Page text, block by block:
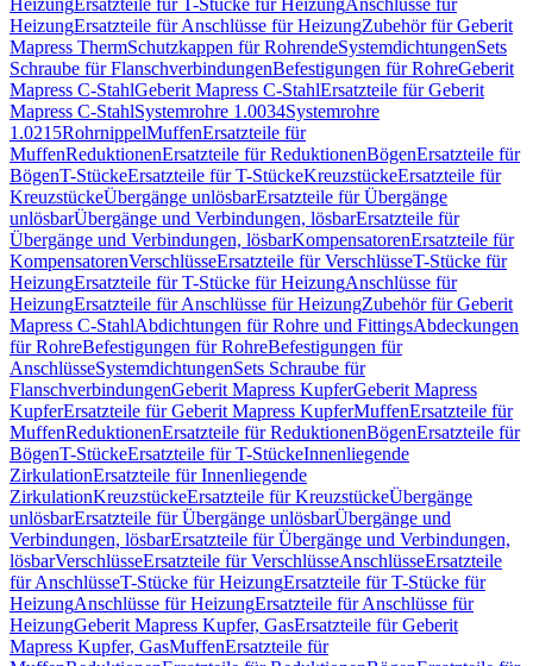
HeizungErsatzteile für T-Stücke für HeizungAnschlüsse für
HeizungErsatzteile für Anschlüsse für HeizungZubehör für Geberit
Mapress ThermSchutzkappen für RohrendeSystemdichtungenSets
Schraube für FlanschverbindungenBefestigungen für RohreGeberit
Mapress C-StahlGeberit Mapress C-StahlErsatzteile für Geberit
Mapress C-StahlSystemrohre 1.0034Systemrohre
1.0215RohrnippelMuffenErsatzteile für
MuffenReduktionenErsatzteile für ReduktionenBögenErsatzteile für
BögenT-StückeErsatzteile für T-StückeKreuzstückeErsatzteile für
KreuzstückeÜbergänge unlösbarErsatzteile für Übergänge
unlösbarÜbergänge und Verbindungen, lösbarErsatzteile für
Übergänge und Verbindungen, lösbarKompensatorenErsatzteile für
KompensatorenVerschlüsseErsatzteile für VerschlüsseT-Stücke für
HeizungErsatzteile für T-Stücke für HeizungAnschlüsse für
HeizungErsatzteile für Anschlüsse für HeizungZubehör für Geberit
Mapress C-StahlAbdichtungen für Rohre und FittingsAbdeckungen
für RohreBefestigungen für RohreBefestigungen für
AnschlüsseSystemdichtungenSets Schraube für
FlanschverbindungenGeberit Mapress KupferGeberit Mapress
KupferErsatzteile für Geberit Mapress KupferMuffenErsatzteile für
MuffenReduktionenErsatzteile für ReduktionenBögenErsatzteile für
BögenT-StückeErsatzteile für T-StückeInnenliegende
ZirkulationErsatzteile für Innenliegende
ZirkulationKreuzstückeErsatzteile für KreuzstückeÜbergänge
unlösbarErsatzteile für Übergänge unlösbarÜbergänge und
Verbindungen, lösbarErsatzteile für Übergänge und Verbindungen,
lösbarVerschlüsseErsatzteile für VerschlüsseAnschlüsseErsatzteile
für AnschlüsseT-Stücke für HeizungErsatzteile für T-Stücke für
HeizungAnschlüsse für HeizungErsatzteile für Anschlüsse für
HeizungGeberit Mapress Kupfer, GasErsatzteile für Geberit
Mapress Kupfer, GasMuffenErsatzteile für